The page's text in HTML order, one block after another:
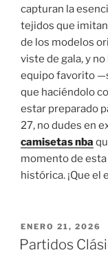
capturan la
tejidos que
de los modelos
viste de gala, y
equipo favorito
que haciéndolo
estar preparado
27, no dudes en
camisetas nba
momento de
histórica. ¡Que
PUBLICADO
EL
ENERO 21, 2026
Partidos